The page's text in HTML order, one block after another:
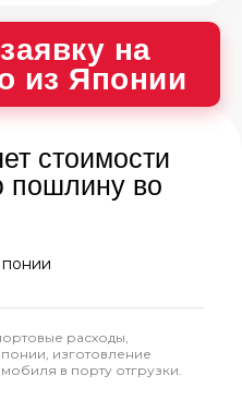
на
из Японии
стоимости
пошлину во
расходы,
изготовление
в порту отгрузки.